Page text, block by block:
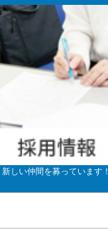
新しい仲間を募っています！